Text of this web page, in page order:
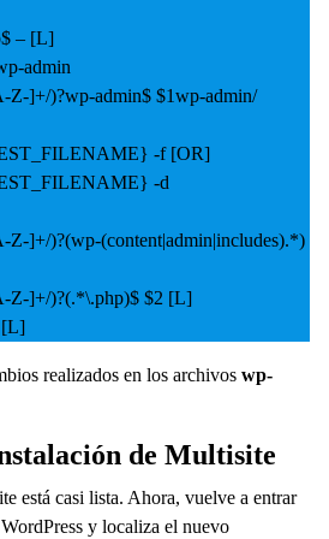
– [L]
admin
Z-]+/)?wp-admin$ $1wp-admin/
-f [OR]
-d
Z-]+/)?(wp-(content|admin|includes).*)
Z-]+/)?(.*\.php)$ $2 [L]
[L]
realizados en los archivos wp-
de Multisite
está casi lista. Ahora, vuelve a entrar
y localiza el nuevo